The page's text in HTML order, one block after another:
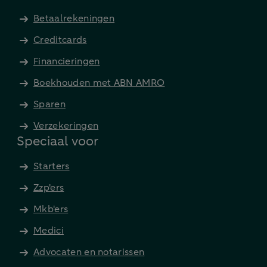
Betaalrekeningen
Creditcards
Financieringen
Boekhouden met ABN AMRO
Sparen
Verzekeringen
Speciaal voor
Starters
Zzp'ers
Mkb'ers
Medici
Advocaten en notarissen